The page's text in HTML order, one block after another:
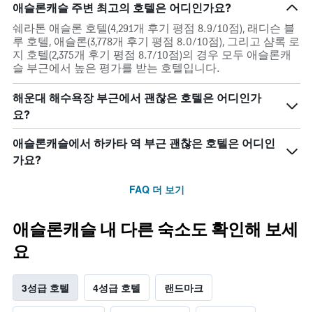
애슬론캐슬 주변 최고의 호텔은 어디인가요?
쉐라톤 애슬론 호텔(4,291개 후기 평점 8.9/10점), 래디슨 블
루 호텔, 애슬론(3,778개 후기 평점 8.0/10점), 그리고 샴록 로
지 호텔(2,375개 후기 평점 8.7/10점)의 경우 모두 애슬론캐
슬 부근에서 높은 평가를 받는 호텔입니다.
해운대 해수욕장 부근에서 괜찮은 호텔은 어디인가
요?
애슬론캐슬에서 하카타 역 부근 괜찮은 호텔은 어디인
가요?
FAQ 더 보기
애슬론캐슬 내 다른 숙소도 확인해 보세
요
3성급 호텔 4성급 호텔 랜드마크